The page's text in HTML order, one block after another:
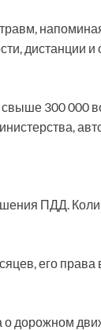
дистанции
300 000
ПДД.
его
дорожном